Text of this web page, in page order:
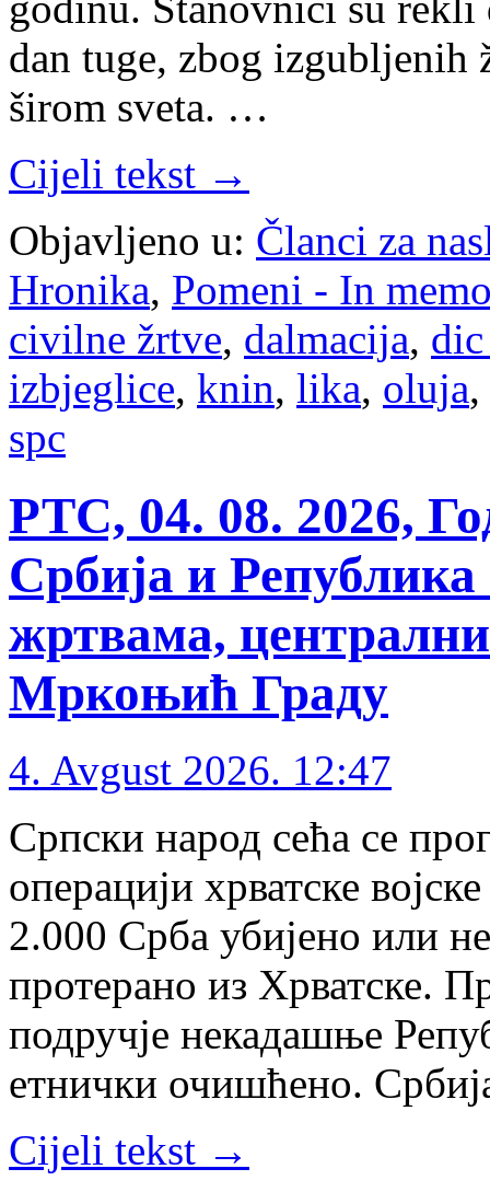
dan tuge, zbog
širom sveta. …
Cijeli tekst →
Objavljeno u: Članci za
Hronika, Pomeni - In
civilne žrtve, dalmacija,
izbjeglice, knin, lika, oluja,
spc
РТС, 04. 08. 2026,
Србија и
жртвама,
Мркоњић Граду
4. Avgust 2026. 12:47
Српски народ сећа се
операцији хрватске
2.000 Срба убијено или
протерано из Хрватске.
подручје некадашње
етнички очишћено.
Cijeli tekst →